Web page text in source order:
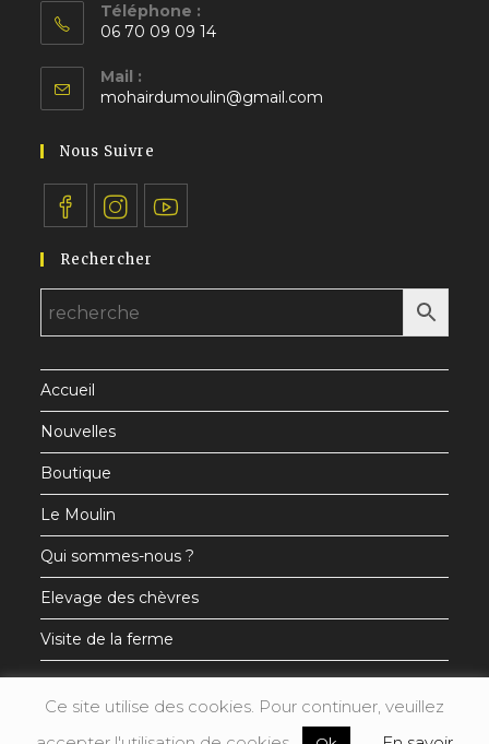
dans
un
nouvel
onglet
Téléphone :
06 70 09 09 14
dans
votre
Mail :
mohairdumoulin@gmail.com
Nous Suivre
dans
un
nouvel
dans
un
nouvel
dans
un
Rechercher
Accueil
Nouvelles
Boutique
Le Moulin
Qui sommes-nous ?
Elevage des chèvres
Visite de la ferme
Ce site utilise des cookies. Pour continuer, veuillez